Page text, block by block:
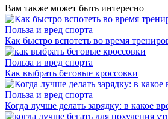
Вам также может быть интересно
Польза и вред спорта
Как быстро вспотеть во время
Польза и вред спорта
Как выбрать беговые кроссовки
Польза и вред спорта
Когда лучше делать зарядку: в какое